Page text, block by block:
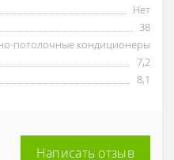
Нет
38
потолочные кондиционеры
7,2
8,1
Написать отзыв